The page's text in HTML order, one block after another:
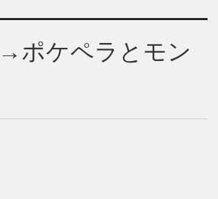
ポケペラとモン